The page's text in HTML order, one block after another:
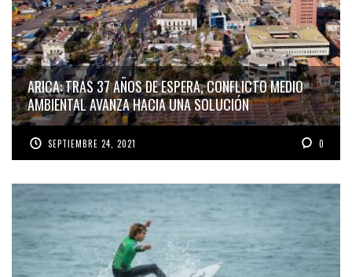
ARICA: TRAS 37 AÑOS DE ESPERA, CONFLICTO MEDIO
AMBIENTAL AVANZA HACIA UNA SOLUCIÓN
SEPTIEMBRE 24, 2021 0